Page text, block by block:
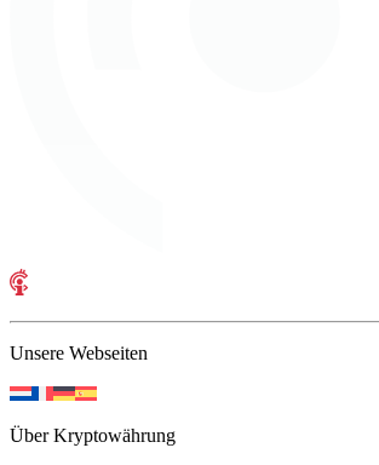
Unsere Webseiten
Über Kryptowährung